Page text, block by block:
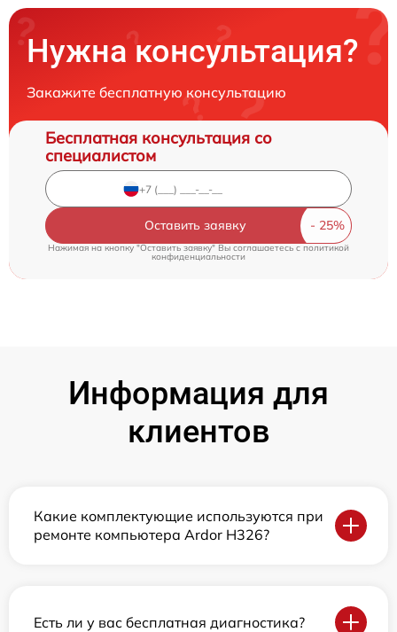
Нужна консультация?
Закажите бесплатную консультацию
Бесплатная консультация со
специалистом
Оставить заявку
Нажимая на кнопку "Оставить заявку" Вы соглашаетесь cполитикой
конфиденциальности
Информация для
клиентов
Какие комплектующие используются при
ремонте компьютера Ardor H326?
Есть ли у вас бесплатная диагностика?